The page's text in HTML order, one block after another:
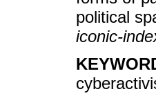
political
iconic-